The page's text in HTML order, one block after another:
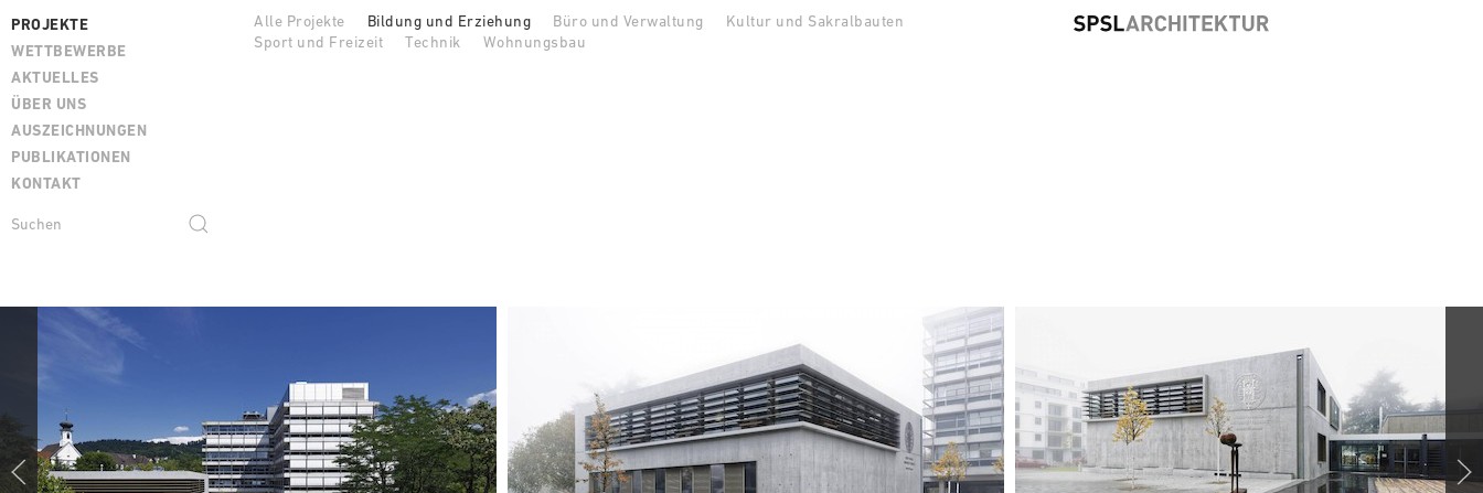
PROJEKTE
WETTBEWERBE
AKTUELLES
ÜBER UNS
AUSZEICHNUNGEN
PUBLIKATIONEN
KONTAKT
Alle Projekte Bildung und Erziehung Büro und Verwaltung
Kultur und Sakralbauten
Sport und Freizeit
Technik Wohnungsbau